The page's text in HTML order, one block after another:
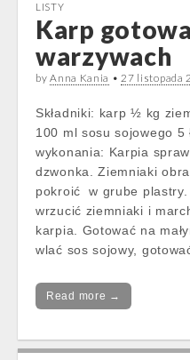
LISTY
Karp
warzywach
byAnna Kania •27 listopada
Składniki: karp ½ kg
100 ml sosu sojowego 5
wykonania: Karpia
dzwonka. Ziemniaki
pokroić w grube
wrzucić ziemniaki i
karpia. Gotować na
wlać sos sojowy,
Read more →